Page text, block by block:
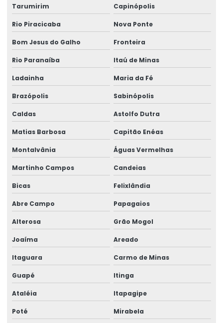
Treinamento De Operação Com Talhas Elétricas
Treinamento De Pontes Rolantes
Treinamento Em Segurança De Elevadores
Treinamento para operadores de ponte rolante
Treinamento de ponte rolante
Trilhos para pontes rolantes
Trilhos de rolamento para pontes rolantes
Trole Elétrico
Trole Elétrico Para Produção E Montagem
Trole Motorizado Para Talha
Venda de talha elétrica
Venda de talha elétrica de grau alimentício
Venda de talha elétrica para usina hidrelétrica
Tarumirim Capinópolis
Rio Piracicaba Nova Ponte
Bom Jesus do Galho Fronteira
Rio Paranaíba Itaú de Minas
Ladainha Maria da Fé
Brazópolis Sabinópolis
Caldas Astolfo Dutra
Matias Barbosa Capitão Enéas
Montalvânia Águas Vermelhas
Martinho Campos Candeias
Bicas Felixlândia
Abre Campo Papagaios
Alterosa Grão Mogol
Joaíma Areado
Itaguara Carmo de Minas
Guapé Itinga
Ataléia Itapagipe
Poté Mirabela